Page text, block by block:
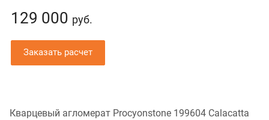
129 000 руб.
Заказать расчет
Кварцевый агломерат Procyonstone 199604 Calacatta